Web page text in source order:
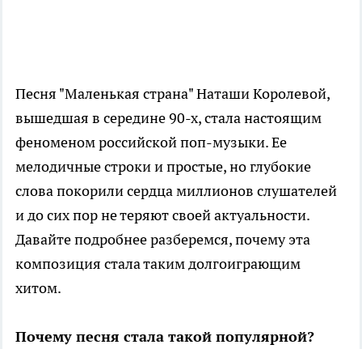
Песня "Маленькая страна" Наташи Королевой,
вышедшая в середине 90-х, стала настоящим
феноменом российской поп-музыки. Ее
мелодичные строки и простые, но глубокие
слова покорили сердца миллионов слушателей
и до сих пор не теряют своей актуальности.
Давайте подробнее разберемся, почему эта
композиция стала таким долгоиграющим
хитом.
Почему песня стала такой популярной?